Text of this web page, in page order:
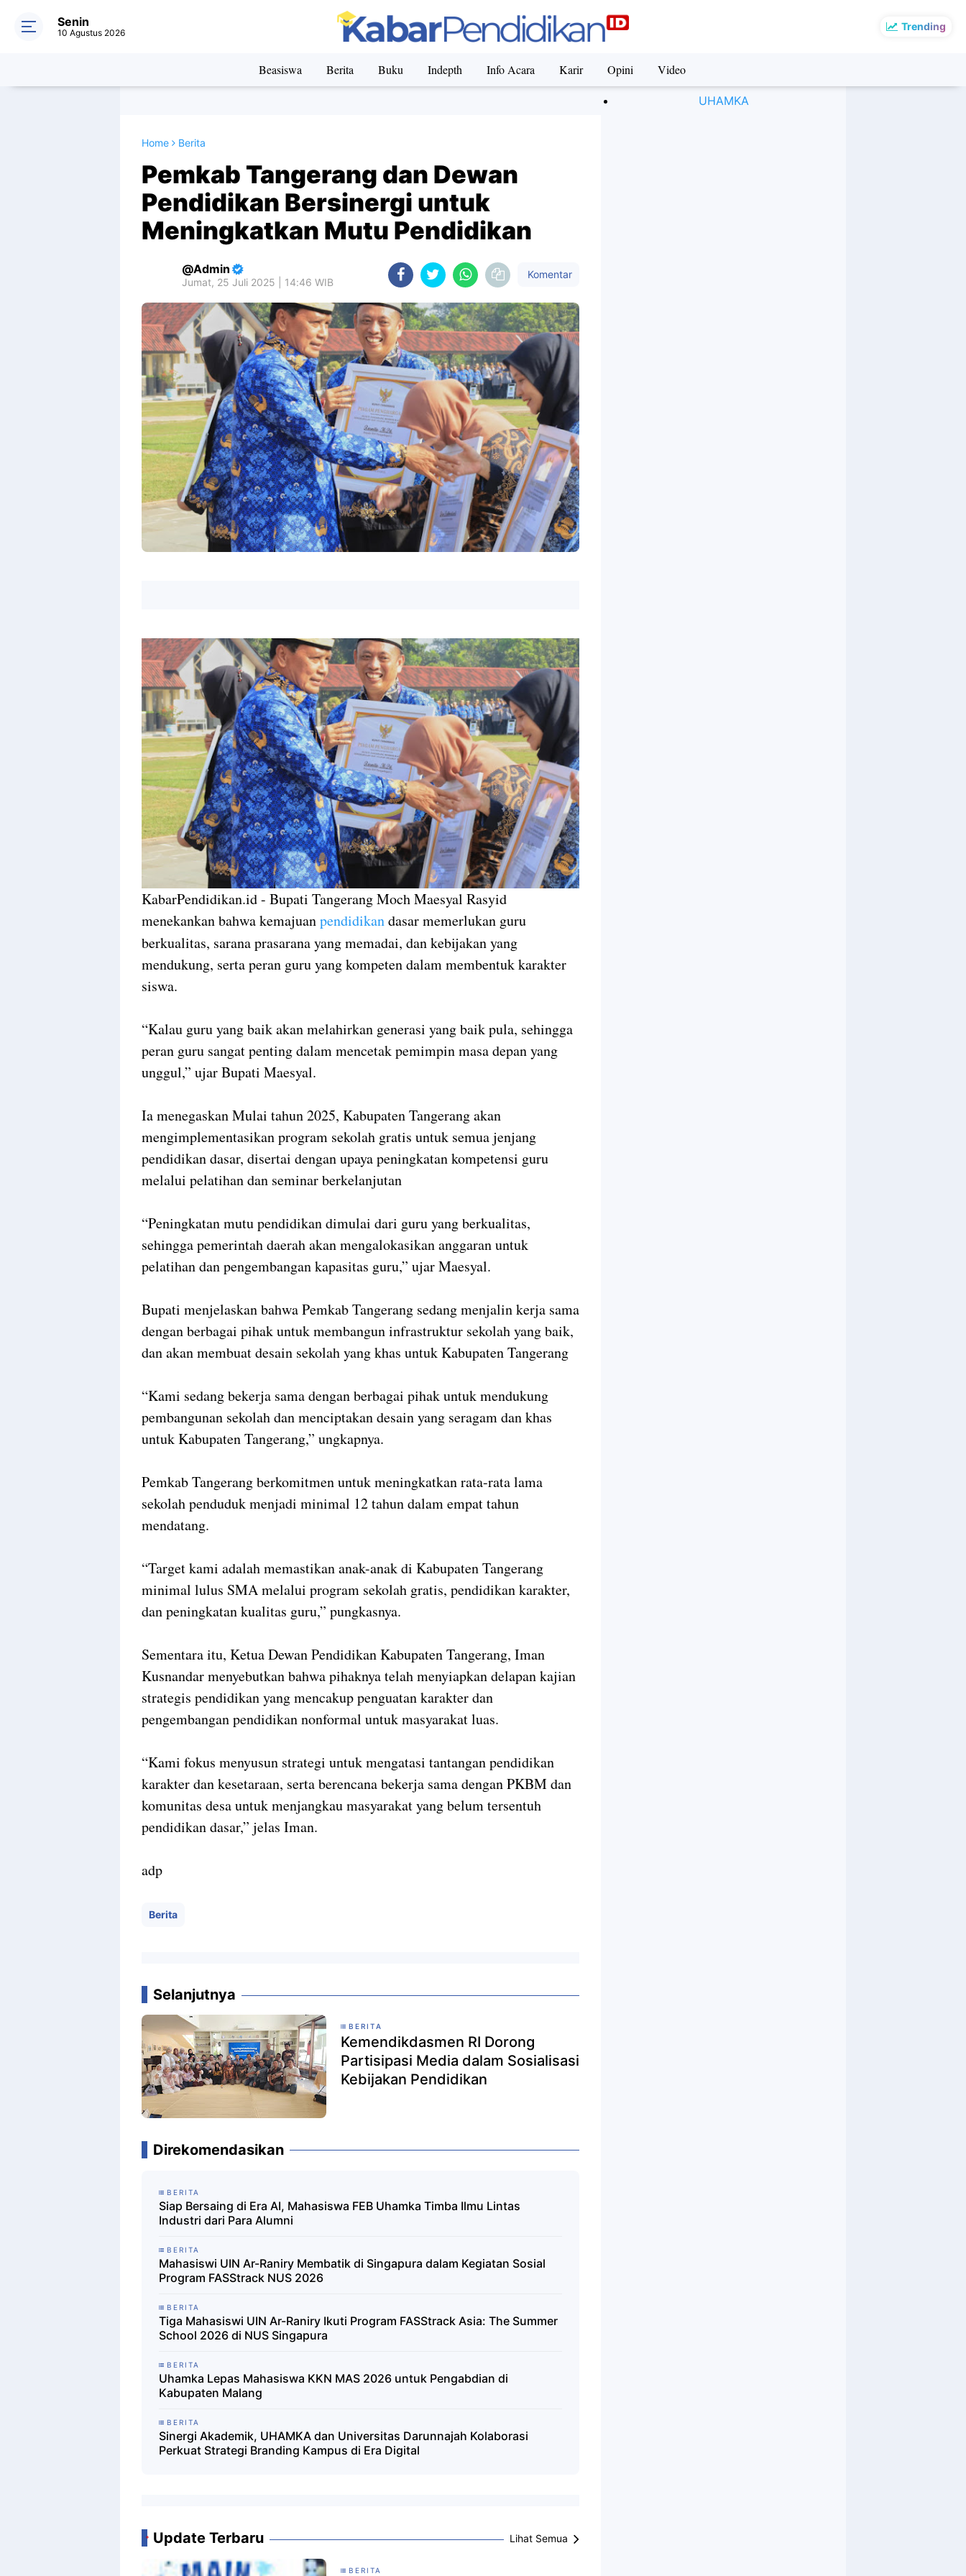
Trending
Senin
10 Agustus 2026
Beasiswa Berita Buku Indepth Info Acara Karir Opini Video
Home Berita
Pemkab Tangerang dan Dewan
Pendidikan Bersinergi untuk
Meningkatkan Mutu Pendidikan
Admin
Jumat, 25 Juli 2025 | 14:46 WIB
Komentar
KabarPendidikan.id - Bupati Tangerang Moch Maesyal Rasyid
menekankan bahwa kemajuanpendidikandasar memerlukan guru
berkualitas, sarana prasarana yang memadai, dan kebijakan yang
mendukung, serta peran guru yang kompeten dalam membentuk karakter
siswa.
“Kalau guru yang baik akan melahirkan generasi yang baik pula, sehingga
peran guru sangat penting dalam mencetak pemimpin masa depan yang
unggul,” ujar Bupati Maesyal.
Ia menegaskan Mulai tahun 2025, Kabupaten Tangerang akan
mengimplementasikan program sekolah gratis untuk semua jenjang
pendidikan dasar, disertai dengan upaya peningkatan kompetensi guru
melalui pelatihan dan seminar berkelanjutan
“Peningkatan mutu pendidikan dimulai dari guru yang berkualitas,
sehingga pemerintah daerah akan mengalokasikan anggaran untuk
pelatihan dan pengembangan kapasitas guru,” ujar Maesyal.
Bupati menjelaskan bahwa Pemkab Tangerang sedang menjalin kerja sama
dengan berbagai pihak untuk membangun infrastruktur sekolah yang baik,
dan akan membuat desain sekolah yang khas untuk Kabupaten Tangerang
“Kami sedang bekerja sama dengan berbagai pihak untuk mendukung
pembangunan sekolah dan menciptakan desain yang seragam dan khas
untuk Kabupaten Tangerang,” ungkapnya.
Pemkab Tangerang berkomitmen untuk meningkatkan rata-rata lama
sekolah penduduk menjadi minimal 12 tahun dalam empat tahun
mendatang.
“Target kami adalah memastikan anak-anak di Kabupaten Tangerang
minimal lulus SMA melalui program sekolah gratis, pendidikan karakter,
dan peningkatan kualitas guru,” pungkasnya.
Sementara itu, Ketua Dewan Pendidikan Kabupaten Tangerang, Iman
Kusnandar menyebutkan bahwa pihaknya telah menyiapkan delapan kajian
strategis pendidikan yang mencakup penguatan karakter dan
pengembangan pendidikan nonformal untuk masyarakat luas.
“Kami fokus menyusun strategi untuk mengatasi tantangan pendidikan
karakter dan kesetaraan, serta berencana bekerja sama dengan PKBM dan
komunitas desa untuk menjangkau masyarakat yang belum tersentuh
pendidikan dasar,” jelas Iman.
adp
Berita
Selanjutnya
BERITA
Kemendikdasmen RI Dorong
Partisipasi Media dalam Sosialisasi
Kebijakan Pendidikan
Direkomendasikan
BERITA
Siap Bersaing di Era AI, Mahasiswa FEB Uhamka Timba Ilmu Lintas
Industri dari Para Alumni
BERITA
Mahasiswi UIN Ar-Raniry Membatik di Singapura dalam Kegiatan Sosial
Program FASStrack NUS 2026
BERITA
Tiga Mahasiswi UIN Ar-Raniry Ikuti Program FASStrack Asia: The Summer
School 2026 di NUS Singapura
BERITA
Uhamka Lepas Mahasiswa KKN MAS 2026 untuk Pengabdian di
Kabupaten Malang
BERITA
Sinergi Akademik, UHAMKA dan Universitas Darunnajah Kolaborasi
Perkuat Strategi Branding Kampus di Era Digital
Update Terbaru Lihat Semua
BERITA
UHAMKA